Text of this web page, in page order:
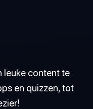
leuke content te
en quizzen, tot